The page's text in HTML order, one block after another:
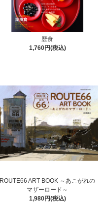
歴食
1,760円(税込)
ROUTE66 ART BOOK ～あこがれの
マザーロード～
1,980円(税込)